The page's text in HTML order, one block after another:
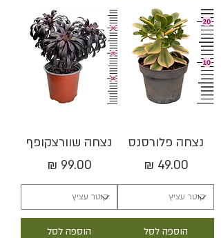
נצחה פלורסנס
מחיר
הוספה לסל
נצחה שוורצקופף
מחיר
הוספה לסל